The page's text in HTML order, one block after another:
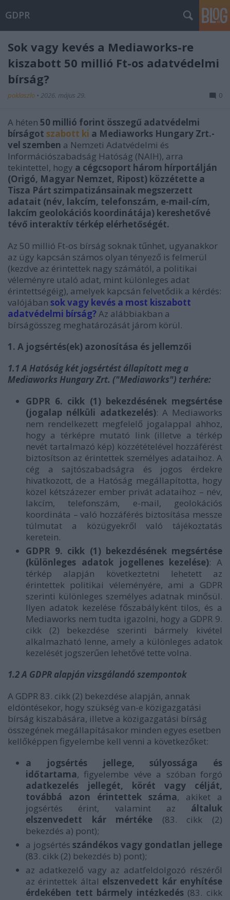
GDPR
Sok vagy kevés a Mediaworks-re
kiszabott 50 millió Ft-os adatvédelmi
bírság?
poklaszlo • 2026. május 29. 0
A héten 50 millió forint összegű adatvédelmi
bírságot szabott ki a Mediaworks Hungary Zrt.-
vel szemben a Nemzeti Adatvédelmi és
Információszabadság Hatóság (NAIH), arra
tekintettel, hogy a cégcsoport három hírportálján
(Origó, Magyar Nemzet, Ripost) közzétette a
Tisza Párt szimpatizánsainak megszerzett
adatait (név, lakcím, telefonszám, e-mail-cím,
lakcím geolokációs koordinátája) kereshetővé
tévő interaktív térkép elérhetőségét.
Az 50 millió Ft-os bírság soknak tűnhet, ugyanakkor
az ügy kapcsán számos olyan tényező is felmerül
(kezdve az érintettek nagy számától, a politikai
véleményre utaló adat, mint különleges adat
érintettségéig), amelyek kapcsán felvetődik a kérdés:
valójában sok vagy kevés a most kiszabott
adatvédelmi bírság?Az alábbiakban a
bírságösszeg meghatározását járom körül.
1. A jogsértés(ek) azonosítása és jellemzői
1.1 A Hatóság két jogsértést állapított meg a
Mediaworks Hungary Zrt. ("Mediaworks") terhére:
GDPR 6. cikk (1) bekezdésének megsértése
(jogalap nélküli adatkezelés): A Mediaworks
nem rendelkezett megfelelő jogalappal ahhoz,
hogy a térképre mutató link (illetve a térkép
nevét tartalmazó kép) közzétételével hozzáférést
biztosítson az érintettek személyes adataihoz. A
cég a sajtószabadságra és jogos érdekre
hivatkozott, de a Hatóság megállapította, hogy
közel kétszázezer ember privát adataihoz – név,
lakcím, telefonszám, e-mail, geolokációs
koordináta – való hozzáférés biztosítása messze
túlmutat a közügyekről való tájékoztatás
keretein.
GDPR 9. cikk (1) bekezdésének megsértése
(különleges adatok jogellenes kezelése): A
térkép alapján következtetni lehetett az
érintettek politikai véleményére, ami a GDPR
szerinti különleges személyes adatnak minősül.
Ilyen adatok kezelése főszabályként tilos, és a
Mediaworks nem tudta igazolni, hogy a GDPR 9.
cikk (2) bekezdése szerinti bármely kivétel
alkalmazható lenne, amely a különleges adatok
kezelését jogszerűen lehetővé tette volna.
1.2 A GDPR alapján vizsgálandó szempontok
A GDPR 83. cikk (2) bekezdése alapján, annak
eldöntésekor, hogy szükség van-e közigazgatási
bírság kiszabására, illetve a közigazgatási bírság
összegének megállapításakor minden egyes esetben
kellőképpen figyelembe kell venni a következőket:
a jogsértés jellege, súlyossága és
időtartama, figyelembe véve a szóban forgó
adatkezelés jellegét, körét vagy célját,
továbbá azon érintettek száma, akiket a
jogsértés érint, valamint az általuk
elszenvedett kár mértéke (83. cikk (2)
bekezdés a) pont);
a jogsértésszándékos vagy gondatlan jellege
(83. cikk (2) bekezdés b) pont);
az adatkezelő vagy az adatfeldolgozó részéről
az érintettek által elszenvedett kár enyhítése
érdekében tett bármely intézkedés(83. cikk